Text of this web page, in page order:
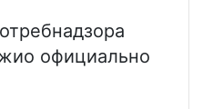
официально